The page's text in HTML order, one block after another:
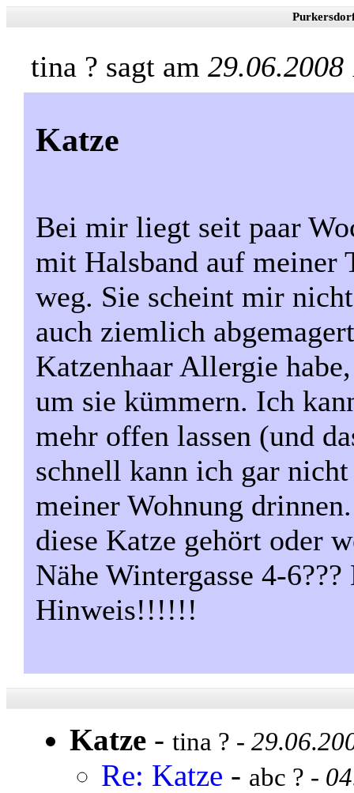
tina ? sagt am 29.06.2008
Katze
Bei mir liegt seit paar
mit Halsband auf meiner
weg. Sie scheint mir
auch ziemlich
Katzenhaar Allergie
um sie kümmern. Ich
mehr offen lassen (und
schnell kann ich gar
meiner Wohnung
diese Katze gehört oder
Nähe Wintergasse 4-
Hinweis!!!!!!
Katze - tina ? -
Re: Katze - abc ? -